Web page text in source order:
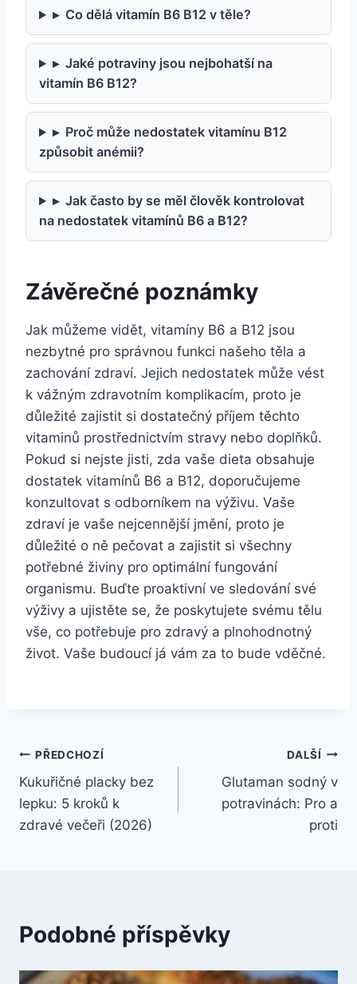
▸ Co dělá vitamín B6 B12 v těle?
▸ Jaké potraviny jsou nejbohatší na
vitamín B6 B12?
▸ Proč může nedostatek vitamínu B12
způsobit anémii?
▸ Jak často by se měl člověk kontrolovat
na nedostatek vitamínů B6 a B12?
Závěrečné poznámky
Jak můžeme vidět, vitamíny B6 a B12 jsou
nezbytné pro správnou funkci našeho těla a
zachování zdraví. Jejich nedostatek může vést
k vážným zdravotním komplikacím, proto je
důležité zajistit si dostatečný příjem těchto
vitaminů prostřednictvím stravy nebo doplňků.
Pokud si nejste jisti, zda vaše dieta obsahuje
dostatek vitamínů B6 a B12, doporučujeme
konzultovat s odborníkem na výživu. Vaše
zdraví je vaše nejcennější jmění, proto je
důležité o ně pečovat a zajistit si všechny
potřebné živiny pro optimální fungování
organismu. Buďte proaktivní ve sledování své
výživy a ujistěte se, že poskytujete svému tělu
vše, co potřebuje pro zdravý a plnohodnotný
život. Vaše budoucí já vám za to bude vděčné.
Navigace
pro
příspěvek
PŘEDCHOZÍ
Kukuřičné placky bez
lepku: 5 kroků k
zdravé večeři (2026)
DALŠÍ
Glutaman sodný v
potravinách: Pro a
proti
Podobné příspěvky